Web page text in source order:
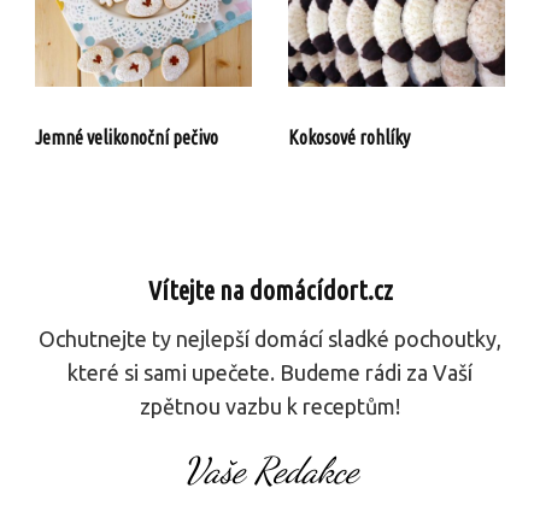
Jemné velikonoční pečivo Kokosové rohlíky
Vítejte na domácídort.cz
Ochutnejte ty nejlepší domácí sladké pochoutky,
které si sami upečete. Budeme rádi za Vaší
zpětnou vazbu k receptům!
Vaše Redakce